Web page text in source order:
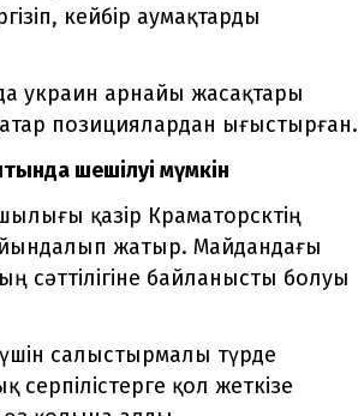
кейбір аумақтарды
украин арнайы жасақтары
позициялардан ығыстырған.
шешілуі мүмкін
қазір Краматорсктің
жатыр. Майдандағы
сәттілігіне байланысты болуы
салыстырмалы түрде
қол жеткізе